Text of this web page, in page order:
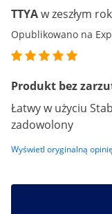
TTYAw zeszłym
Opublikowano na
Produkt bez
Łatwy w użyciu
zadowolony
Wyświetl oryginalną opinię